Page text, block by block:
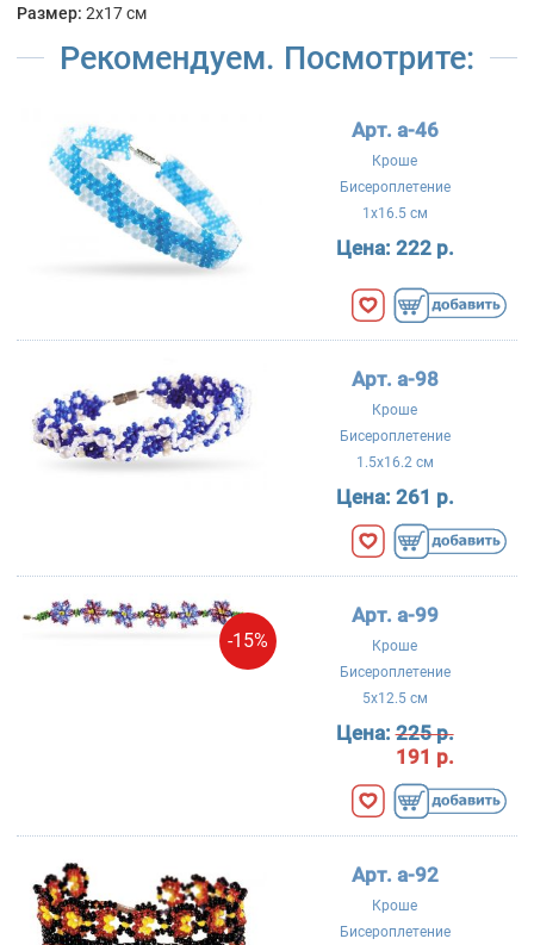
Размер: 2x17 см
Рекомендуем. Посмотрите:
Арт. a-46
Кроше
Бисероплетение
1x16.5 см
Цена: 222 р.
Арт. a-98
Кроше
Бисероплетение
1.5x16.2 см
Цена: 261 р.
-15%
Арт. a-99
Кроше
Бисероплетение
5x12.5 см
Цена:225 р.
191 р.
Арт. a-92
Кроше
Бисероплетение